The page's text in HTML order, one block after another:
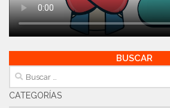
BUSCAR
Buscar:
CATEGORÍAS